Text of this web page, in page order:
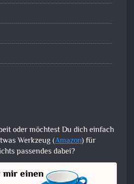
oder möchtest Du dich einfach
Werkzeug (Amazon) für
passendes dabei?